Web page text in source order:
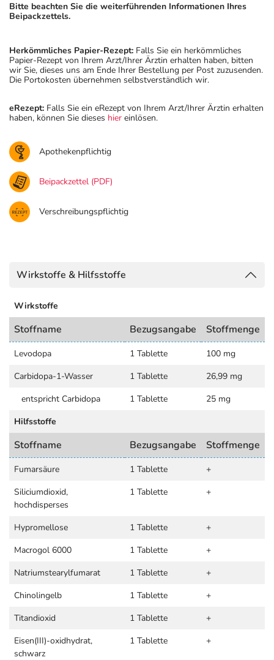
Bitte beachten Sie die weiterführenden Informationen Ihres
Beipackzettels.
Herkömmliches Papier-Rezept: Falls Sie ein herkömmliches
Papier-Rezept von Ihrem Arzt/Ihrer Ärztin erhalten haben, bitten
wir Sie, dieses uns am Ende Ihrer Bestellung per Post zuzusenden.
Die Portokosten übernehmen selbstverständlich wir.
eRezept: Falls Sie ein eRezept von Ihrem Arzt/Ihrer Ärztin erhalten
haben, können Sie dieses hier einlösen.
Apothekenpflichtig
Beipackzettel (PDF)
Verschreibungspflichtig
Wirkstoffe & Hilfsstoffe
Wirkstoffe
Stoffname Bezugsangabe Stoffmenge
Levodopa 1 Tablette
100 mg
Carbidopa-1-Wasser
1 Tablette
26,99 mg
entspricht Carbidopa
1 Tablette
25 mg
Hilfsstoffe
Stoffname Bezugsangabe Stoffmenge
Fumarsäure 1 Tablette
+
Siliciumdioxid,
hochdisperses
1 Tablette +
Hypromellose 1 Tablette
+
Macrogol 6000
1 Tablette
+
Natriumstearylfumarat
1 Tablette
+
Chinolingelb
1 Tablette
+
Titandioxid
1 Tablette
+
Eisen(III)-oxidhydrat,
schwarz
1 Tablette +